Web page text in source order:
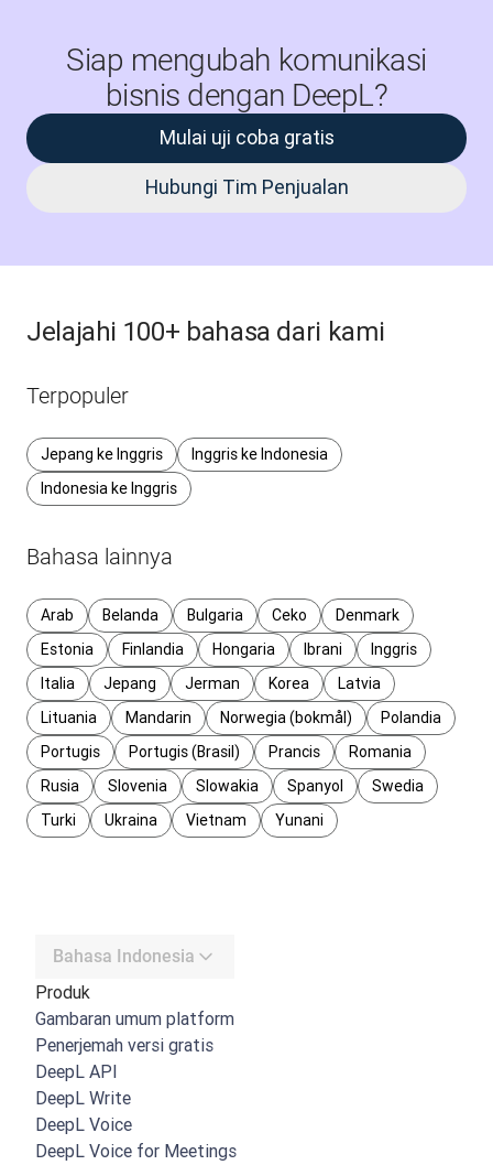
Siap mengubah komunikasi
bisnis dengan DeepL?
Mulai uji coba gratis
Hubungi Tim Penjualan
Jelajahi 100+ bahasa dari kami
Terpopuler
Jepang ke Inggris
Inggris ke Indonesia
Indonesia ke Inggris
Bahasa lainnya
Arab Belanda Bulgaria Ceko
Denmark
Estonia
Finlandia Hongaria Ibrani
Inggris
Italia
Jepang Jerman Korea
Latvia
Lituania
Mandarin Norwegia (bokmål)
Polandia
Portugis
Portugis (Brasil) Prancis
Romania
Rusia
Slovenia Slowakia Spanyol
Swedia
Turki
Ukraina Vietnam Yunani
Bahasa Indonesia
Produk
Gambaran umum platform
Penerjemah versi gratis
DeepL API
DeepL Write
DeepL Voice
DeepL Voice for Meetings